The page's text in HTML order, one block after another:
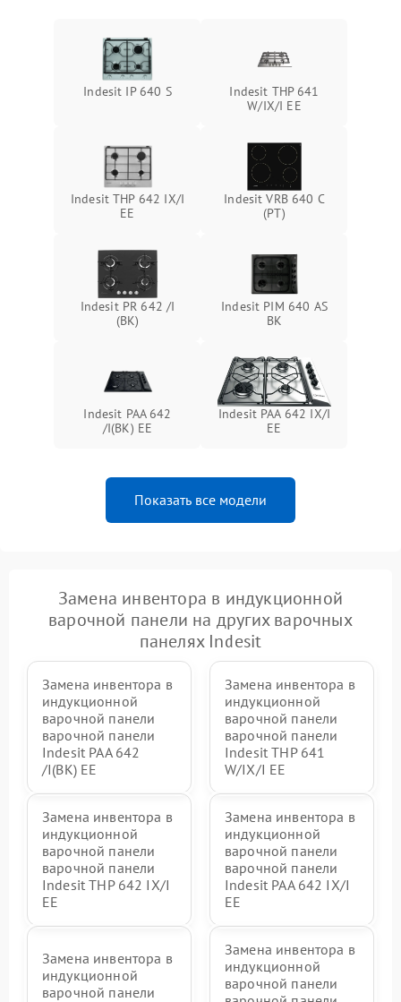
Indesit IP 640 S
Indesit THP 641
W/IX/I EE
Indesit THP 642 IX/I
EE
Indesit VRB 640 C
(PT)
Indesit PR 642 /I
(BK)
Indesit PIM 640 AS
BK
Indesit PAA 642
/I(BK) EE
Indesit PAA 642 IX/I
EE
Показать все модели
Замена инвентора в индукционной
варочной панели на других варочных
панелях Indesit
Замена инвентора в
индукционной
варочной панели
варочной панели
Indesit PAA 642
/I(BK) EE
Замена инвентора в
индукционной
варочной панели
варочной панели
Indesit THP 641
W/IX/I EE
Замена инвентора в
индукционной
варочной панели
варочной панели
Indesit THP 642 IX/I
EE
Замена инвентора в
индукционной
варочной панели
варочной панели
Indesit PAA 642 IX/I
EE
Замена инвентора в
индукционной
варочной панели
Замена инвентора в
индукционной
варочной панели